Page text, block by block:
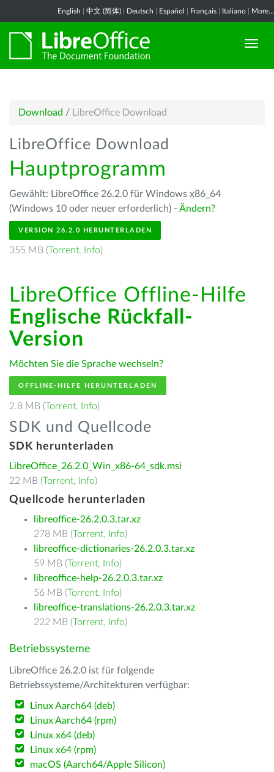
English 中文 (简体) Deutsch Español Français Italiano More...
Download / LibreOffice Download
LibreOffice Download
Hauptprogramm
Gewählt: LibreOffice 26.2.0 für Windows x86_64
(Windows 10 oder neuer erforderlich) - Ändern?
VERSION 26.2.0 HERUNTERLADEN
355 MB (Torrent, Info)
LibreOffice Offline-Hilfe
Englische Rückfall-
Version
Möchten Sie die Sprache wechseln?
OFFLINE-HILFE HERUNTERLADEN
2.8 MB (Torrent, Info)
SDK und Quellcode
SDK herunterladen
LibreOffice_26.2.0_Win_x86-64_sdk.msi
22 MB (Torrent, Info)
Quellcode herunterladen
libreoffice-26.2.0.3.tar.xz
278 MB (Torrent, Info)
libreoffice-dictionaries-26.2.0.3.tar.xz
59 MB (Torrent, Info)
libreoffice-help-26.2.0.3.tar.xz
56 MB (Torrent, Info)
libreoffice-translations-26.2.0.3.tar.xz
222 MB (Torrent, Info)
Betriebssysteme
LibreOffice 26.2.0 ist für folgende
Betriebssysteme/Architekturen verfügbar:
Linux Aarch64 (deb)
Linux Aarch64 (rpm)
Linux x64 (deb)
Linux x64 (rpm)
macOS (Aarch64/Apple Silicon)